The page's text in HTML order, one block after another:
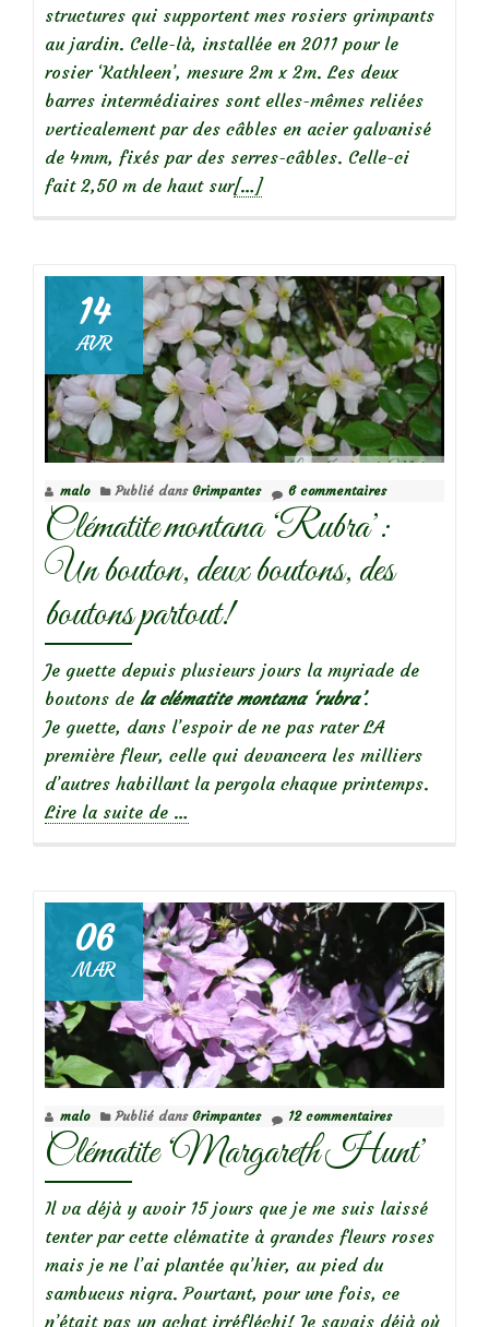
structures qui supportent mes rosiers grimpants
au jardin. Celle-là, installée en 2011 pour le
rosier ‘Kathleen’, mesure 2m x 2m. Les deux
barres intermédiaires sont elles-mêmes reliées
verticalement par des câbles en acier galvanisé
de 4mm, fixés par des serres-câbles. Celle-ci
fait 2,50 m de haut surEn
des
structures
pour
rosiers
grimpants
[…]
14
AVR
malo Publié dans Grimpantes 6 commentaires
Clématite montana ‘Rubra’:
Un bouton, deux boutons, des
boutons partout!
Je guette depuis plusieurs jours la myriade de
boutons de la clématite montana ‘rubra’.
Je guette, dans l’espoir de ne pas rater LA
première fleur, celle qui devancera les milliers
d’autres habillant la pergola chaque printemps.
Lire la suite de
‘Rubra’:
Un
bouton,
deux
boutons,
des
boutons
partout!
…
06
MAR
malo Publié dans Grimpantes 12 commentaires
Clématite ‘Margareth Hunt’
Il va déjà y avoir 15 jours que je me suis laissé
tenter par cette clématite à grandes fleurs roses
mais je ne l’ai plantée qu’hier, au pied du
sambucus nigra. Pourtant, pour une fois, ce
n’était pas un achat irréfléchi! Je savais déjà où